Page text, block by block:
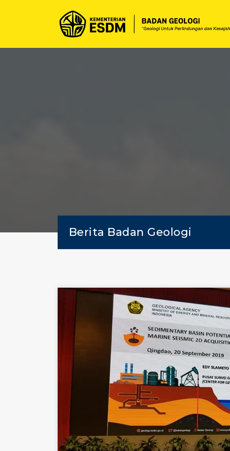
Berita Badan Geologi